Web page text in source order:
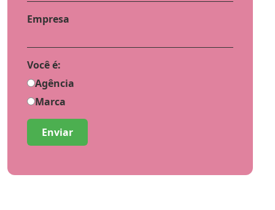
Empresa
Você é:
Agência
Marca